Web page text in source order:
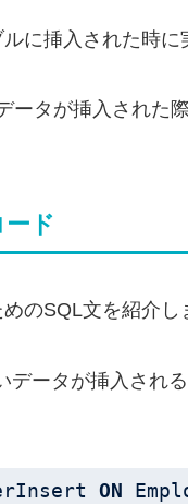
に挿入された時に
ータが挿入された
ド
のSQL文を紹介し
データが挿入される
ON